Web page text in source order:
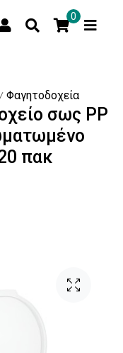
0
Φαγητοδοχεία
σως PP
πακ